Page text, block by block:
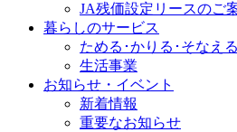
JA残価設定リースのご
暮らしのサービス
ためる･かりる･そなえる
生活事業
お知らせ・イベント
新着情報
重要なお知らせ